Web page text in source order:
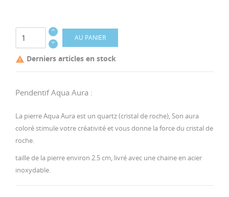
AU PANIER
 Derniers articles en stock
Pendentif Aqua Aura :
La pierre Aqua Aura est un quartz (cristal de roche), Son aura
coloré stimule votre créativité et vous donne la force du cristal de
roche.
taille de la pierre environ 2.5 cm, livré avec une chaine en acier
inoxydable.